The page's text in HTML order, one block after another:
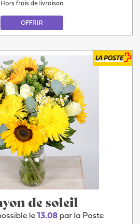
Hors frais de livraison
OFFRIR
de soleil
le 13.08par la Poste